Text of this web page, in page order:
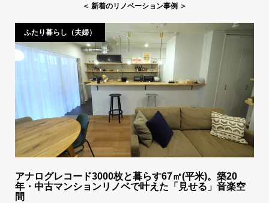
＜ 新着のリノベーション事例 ＞
ふたり暮らし（夫婦）
アナログレコード3000枚と暮らす67㎡(平米)。築20
年・中古マンションリノベで叶えた「見せる」音楽空
間